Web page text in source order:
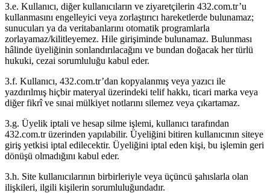
3.e. Kullanıcı, diğer kullanıcıların ve ziyaretçilerin 432.com.tr’u
kullanmasını engelleyici veya zorlaştırıcı hareketlerde bulunamaz;
sunucuları ya da veritabanlarını otomatik programlarla
zorlayamaz/kilitleyemez. Hile girişiminde bulunamaz. Bulunması
hâlinde üyeliğinin sonlandırılacağını ve bundan doğacak her türlü
hukuki, cezai sorumluluğu kabul eder.
3.f. Kullanıcı, 432.com.tr’dan kopyalanmış veya yazıcı ile
yazdırılmış hiçbir materyal üzerindeki telif hakkı, ticari marka veya
diğer fikrî ve sınai mülkiyet notlarını silemez veya çıkartamaz.
3.g. Üyelik iptali ve hesap silme işlemi, kullanıcı tarafından
432.com.tr üzerinden yapılabilir. Üyeliğini bitiren kullanıcının siteye
giriş yetkisi iptal edilecektir. Üyeliğini iptal eden kişi, bu işlemin geri
dönüşü olmadığını kabul eder.
3.h. Site kullanıcılarının birbirleriyle veya üçüncü şahıslarla olan
ilişkileri, ilgili kişilerin sorumluluğundadır.